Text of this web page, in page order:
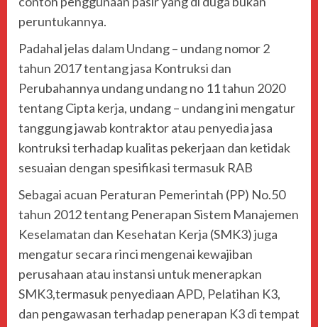
peruntukannya.
Padahal jelas dalam Undang – undang nomor 2
tahun 2017 tentang jasa Kontruksi dan
Perubahannya undang undang no 11 tahun 2020
tentang Cipta kerja, undang – undang ini mengatur
tanggung jawab kontraktor atau penyedia jasa
kontruksi terhadap kualitas pekerjaan dan ketidak
sesuaian dengan spesifikasi termasuk RAB
Sebagai acuan Peraturan Pemerintah (PP) No.50
tahun 2012 tentang Penerapan Sistem Manajemen
Keselamatan dan Kesehatan Kerja (SMK3) juga
mengatur secara rinci mengenai kewajiban
perusahaan atau instansi untuk menerapkan
SMK3,termasuk penyediaan APD, Pelatihan K3,
dan pengawasan terhadap penerapan K3 di tempat